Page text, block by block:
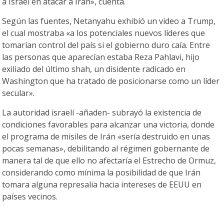
Según las fuentes, Netanyahu exhibió un video a Trump,
el cual mostraba «a los potenciales nuevos líderes que
tomarían control del país si el gobierno duro caía. Entre
las personas que aparecían estaba Reza Pahlavi, hijo
exiliado del último shah, un disidente radicado en
Washington que ha tratado de posicionarse como un líder
secular».
La autoridad israelí -añaden- subrayó la existencia de
condiciones favorables para alcanzar una victoria, donde
el programa de misiles de Irán «sería destruido en unas
pocas semanas», debilitando al régimen gobernante de
manera tal de que ello no afectaría el Estrecho de Ormuz,
considerando como mínima la posibilidad de que Irán
tomara alguna represalia hacia intereses de EEUU en
países vecinos.